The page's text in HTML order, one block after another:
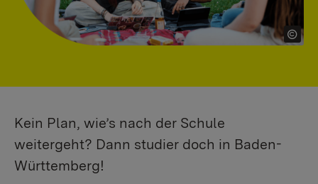
Kein Plan, wie’s nach der Schule
weitergeht? Dann studier doch in Baden-
Württemberg!